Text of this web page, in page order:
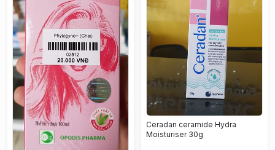
Ceradan ceramide Hydra
Moisturiser 30g